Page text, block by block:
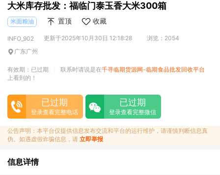
大米库存批发：福临门泰玉香大米300箱
米面粮油 置顶 收藏
INFO_902 更新于2025年10月30日 12:18:28
浏览：2054
广东广州
有效期：已过期 联系时请说是在千寻临期货源网-临期食品批发回收平台
上看到的！
已过期
登录查看完整电话
已过期
登录查看完整微信
公告声明：本平台仅提供信息发布交流和平台的运行维护，请谨慎判断信息真
伪。如遇虚假诈骗信息，请 立即举报
信息详情